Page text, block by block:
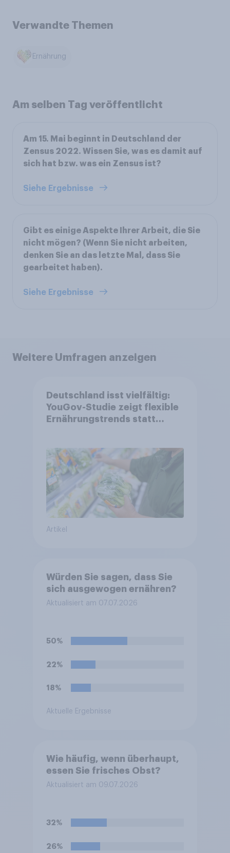
Verwandte Themen
Ernährung
Am selben Tag veröffentlicht
Am 15. Mai beginnt in Deutschland der
Zensus 2022. Wissen Sie, was es damit auf
sich hat bzw. was ein Zensus ist?
Siehe Ergebnisse
Gibt es einige Aspekte Ihrer Arbeit, die Sie
nicht mögen? (Wenn Sie nicht arbeiten,
denken Sie an das letzte Mal, dass Sie
gearbeitet haben).
Siehe Ergebnisse
Weitere Umfragen anzeigen
Deutschland isst vielfältig:
YouGov-Studie zeigt flexible
Ernährungstrends statt
Artikel
Würden Sie sagen, dass Sie
sich ausgewogen ernähren?
Aktualisiert am 07.07.2026
50%
22%
18%
Aktuelle Ergebnisse
Wie häufig, wenn überhaupt,
essen Sie frisches Obst?
Aktualisiert am 09.07.2026
32%
26%